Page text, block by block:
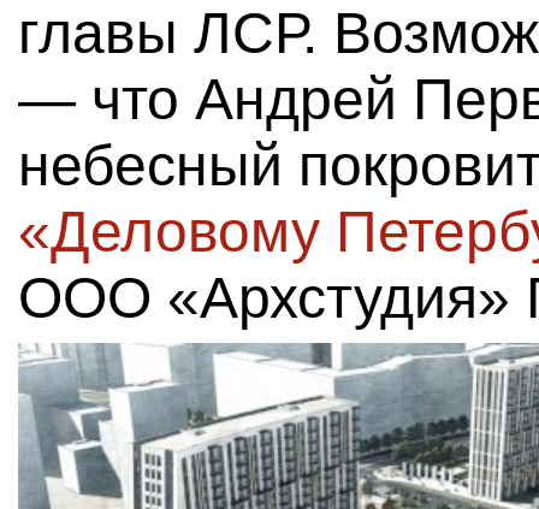
главы ЛСР.
— что Андрей
небесный
«Деловому
ООО «Архстудия»